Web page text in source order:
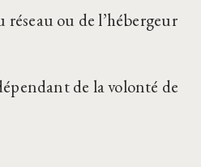
réseau ou de l’hébergeur
de la volonté de